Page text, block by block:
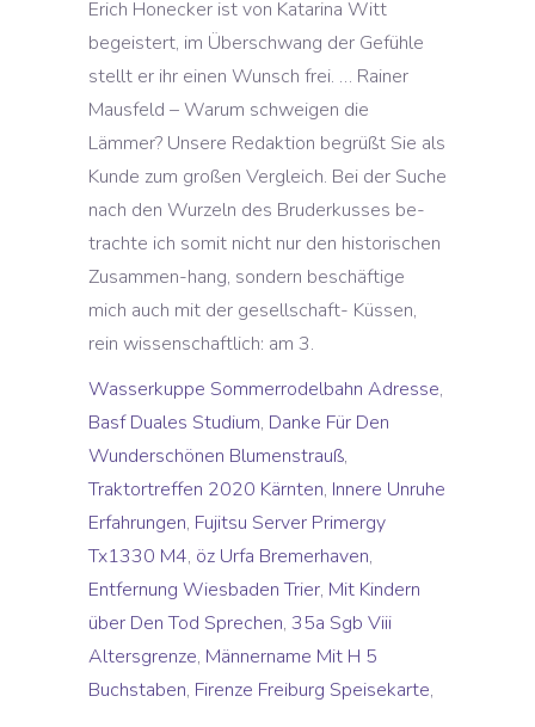
Erich Honecker ist von Katarina Witt
begeistert, im Überschwang der Gefühle
stellt er ihr einen Wunsch frei. … Rainer
Mausfeld – Warum schweigen die
Lämmer? Unsere Redaktion begrüßt Sie als
Kunde zum großen Vergleich. Bei der Suche
nach den Wurzeln des Bruderkusses be-
trachte ich somit nicht nur den historischen
Zusammen-hang, sondern beschäftige
mich auch mit der gesellschaft- Küssen,
rein wissenschaftlich: am 3.
Wasserkuppe Sommerrodelbahn Adresse,
Basf Duales Studium, Danke Für Den
Wunderschönen Blumenstrauß,
Traktortreffen 2020 Kärnten, Innere Unruhe
Erfahrungen, Fujitsu Server Primergy
Tx1330 M4, öz Urfa Bremerhaven,
Entfernung Wiesbaden Trier, Mit Kindern
über Den Tod Sprechen, 35a Sgb Viii
Altersgrenze, Männername Mit H 5
Buchstaben, Firenze Freiburg Speisekarte,